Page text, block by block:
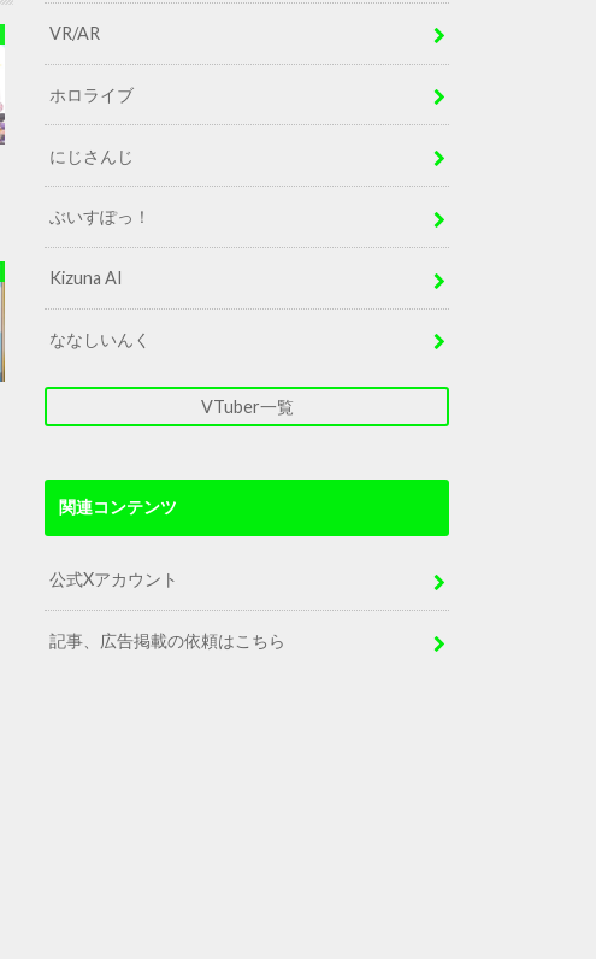
VR/AR
ホロライブ
にじさんじ
ぶいすぽっ！
Kizuna AI
ななしいんく
VTuber一覧
関連コンテンツ
公式Xアカウント
記事、広告掲載の依頼はこちら